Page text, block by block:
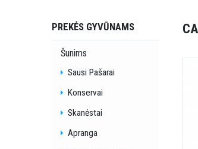
PREKĖS GYVŪNAMS
Šunims
Sausi Pašarai
Konservai
Skanėstai
Apranga